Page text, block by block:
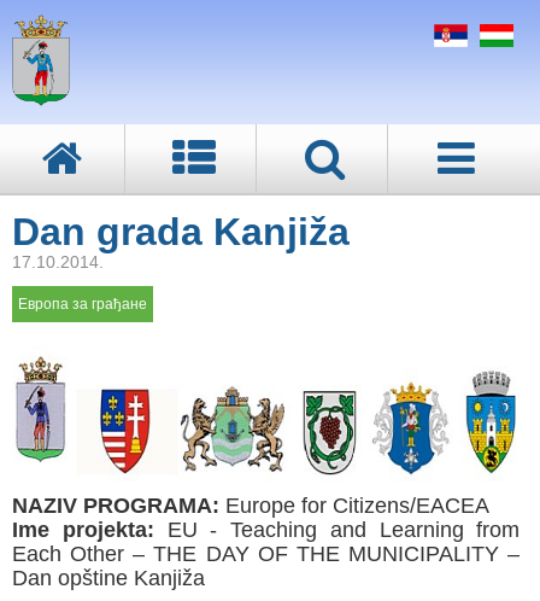
Dan grada Kanjiža
17.10.2014.
Европа за грађане
NAZIV PROGRAMA: Europe for Citizens/EACEA
Ime projekta: EU - Teaching and Learning from
Each Other – THE DAY OF THE MUNICIPALITY –
Dan opštine Kanjiža